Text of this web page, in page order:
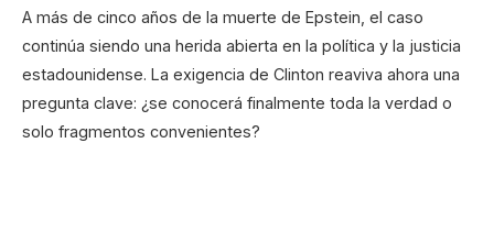
A más de cinco años de la muerte de Epstein, el caso
continúa siendo una herida abierta en la política y la justicia
estadounidense. La exigencia de Clinton reaviva ahora una
pregunta clave: ¿se conocerá finalmente toda la verdad o
solo fragmentos convenientes?